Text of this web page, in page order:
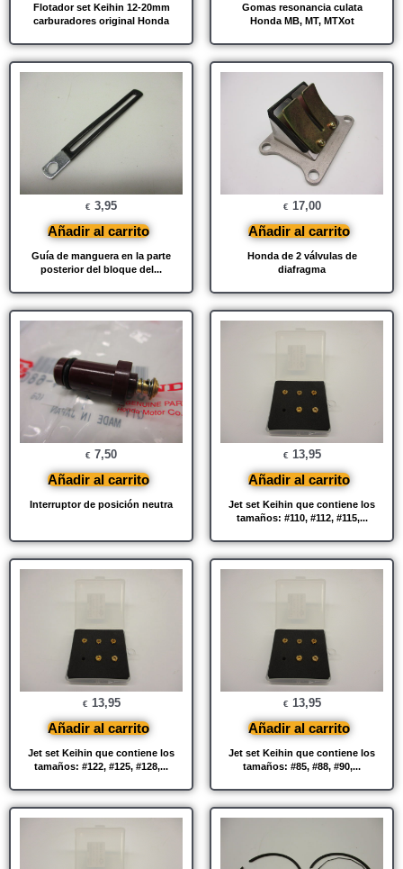
Flotador set Keihin 12-20mm
carburadores original Honda
Gomas resonancia culata
Honda MB, MT, MTXot
Guía de manguera en la parte
posterior del bloque del...
€ 3,95
Añadir al carrito
Honda de 2 válvulas de
diafragma
€ 17,00
Añadir al carrito
Interruptor de posición neutra
€ 7,50
Añadir al carrito
Jet set Keihin que contiene los
tamaños: #110, #112, #115,...
€ 13,95
Añadir al carrito
Jet set Keihin que contiene los
tamaños: #122, #125, #128,...
€ 13,95
Añadir al carrito
Jet set Keihin que contiene los
tamaños: #85, #88, #90,...
€ 13,95
Añadir al carrito